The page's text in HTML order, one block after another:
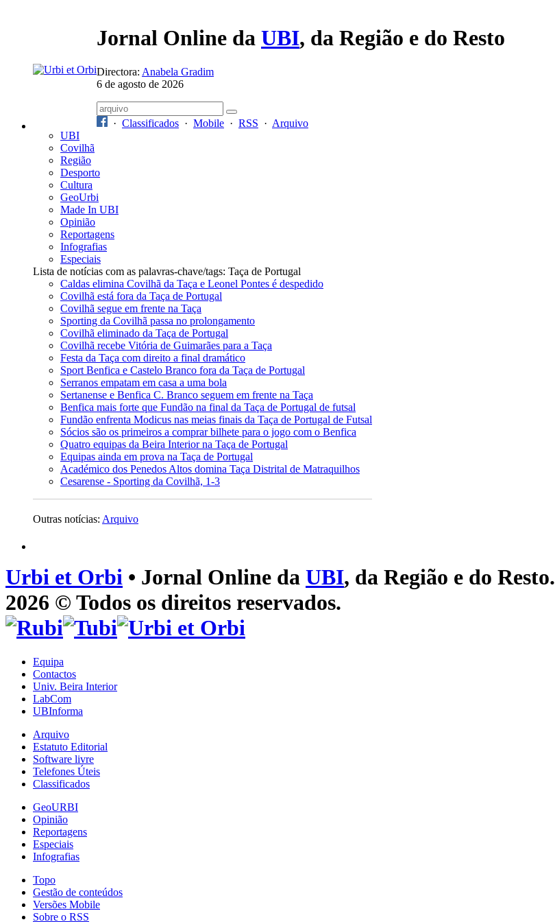
Jornal Online da UBI, da Região e do Resto
Directora: Anabela Gradim
6 de agosto de 2026
· Classificados · Mobile · RSS · Arquivo
UBI
Covilhã
Região
Desporto
Cultura
GeoUrbi
Made In UBI
Opinião
Reportagens
Infografias
Especiais
Lista de notícias com as palavras-chave/tags: Taça de Portugal
Caldas elimina Covilhã da Taça e Leonel Pontes é despedido
Covilhã está fora da Taça de Portugal
Covilhã segue em frente na Taça
Sporting da Covilhã passa no prolongamento
Covilhã eliminado da Taça de Portugal
Covilhã recebe Vitória de Guimarães para a Taça
Festa da Taça com direito a final dramático
Sport Benfica e Castelo Branco fora da Taça de Portugal
Serranos empatam em casa a uma bola
Sertanense e Benfica C. Branco seguem em frente na Taça
Benfica mais forte que Fundão na final da Taça de Portugal de futsal
Fundão enfrenta Modicus nas meias finais da Taça de Portugal de Futsal
Sócios são os primeiros a comprar bilhete para o jogo com o Benfica
Quatro equipas da Beira Interior na Taça de Portugal
Equipas ainda em prova na Taça de Portugal
Académico dos Penedos Altos domina Taça Distrital de Matraquilhos
Cesarense - Sporting da Covilhã, 1-3
Outras notícias: Arquivo
Urbi et Orbi • Jornal Online da UBI, da Região e do Resto.
2026 © Todos os direitos reservados.
Equipa
Contactos
Univ. Beira Interior
LabCom
UBInforma
Arquivo
Estatuto Editorial
Software livre
Telefones Úteis
Classificados
GeoURBI
Opinião
Reportagens
Especiais
Infografias
Topo
Gestão de conteúdos
Versões Mobile
Sobre o RSS